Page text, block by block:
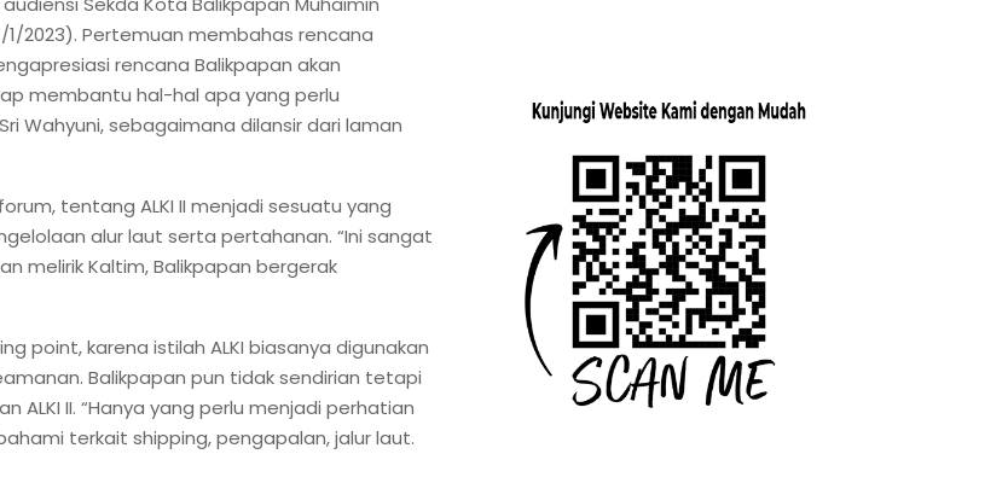
2023). Pertemuan membahas rencana
rencana Balikpapan akan
membantu hal-hal apa yang perlu
Wahyuni, sebagaimana dilansir dari laman
tentang ALKI II menjadi sesuatu yang
alur laut serta pertahanan. “Ini sangat
melirik Kaltim, Balikpapan bergerak
point, karena istilah ALKI biasanya digunakan
Balikpapan pun tidak sendirian tetapi
II. “Hanya yang perlu menjadi perhatian
terkait shipping, pengapalan, jalur laut.